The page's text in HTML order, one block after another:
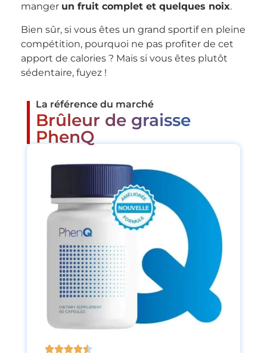
manger un fruit complet et quelques noix.
Bien sûr, si vous êtes un grand sportif en pleine
compétition, pourquoi ne pas profiter de cet
apport de calories ? Mais si vous êtes plutôt
sédentaire, fuyez !
La référence du marché
Brûleur de graisse
PhenQ